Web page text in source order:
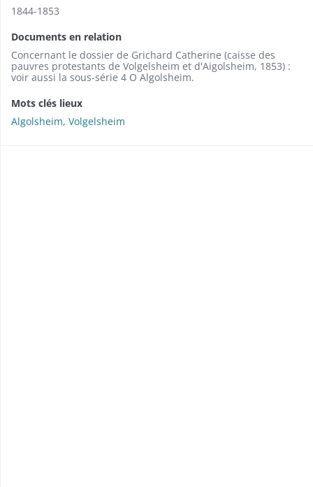
1844-1853
Documents en relation
Concernant le dossier de Grichard Catherine (caisse des
pauvres protestants de Volgelsheim et d'Aigolsheim, 1853) :
voir aussi la sous-série 4 O Algolsheim.
Mots clés lieux
Algolsheim, Volgelsheim